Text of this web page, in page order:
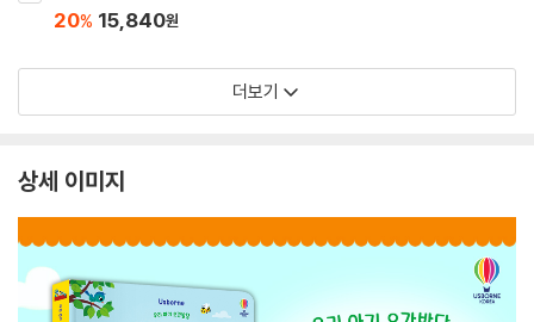
20% 15,840원
더보기
상세 이미지